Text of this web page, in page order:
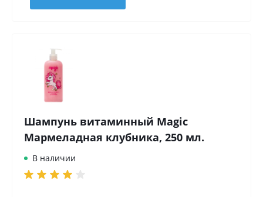
Шампунь витаминный Magic
Мармеладная клубника, 250 мл.
В наличии